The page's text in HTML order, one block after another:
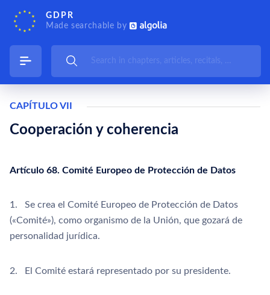
GDPR
Made searchable by
CAPÍTULO VII
Cooperación y coherencia
Artículo 68. Comité Europeo de Protección de Datos
1. Se crea el Comité Europeo de Protección de Datos
(«Comité»), como organismo de la Unión, que gozará de
personalidad jurídica.
2. El Comité estará representado por su presidente.